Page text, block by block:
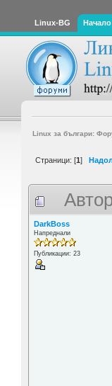
Linux-BG Начало
Linux за българи:
Страници: [1]
DarkBoss
Напреднали
Публикации: 23